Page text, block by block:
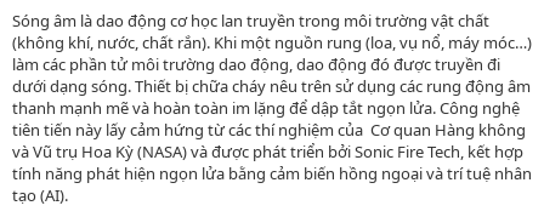
Sóng âm là dao động cơ học lan truyền trong môi trường vật chất
(không khí, nước, chất rắn). Khi một nguồn rung (loa, vụ nổ, máy móc…)
làm các phần tử môi trường dao động, dao động đó được truyền đi
dưới dạng sóng. Thiết bị chữa cháy nêu trên sử dụng các rung động âm
thanh mạnh mẽ và hoàn toàn im lặng để dập tắt ngọn lửa. Công nghệ
tiên tiến này lấy cảm hứng từ các thí nghiệm của Cơ quan Hàng không
và Vũ trụ Hoa Kỳ (NASA) và được phát triển bởi Sonic Fire Tech, kết hợp
tính năng phát hiện ngọn lửa bằng cảm biến hồng ngoại và trí tuệ nhân
tạo (AI).